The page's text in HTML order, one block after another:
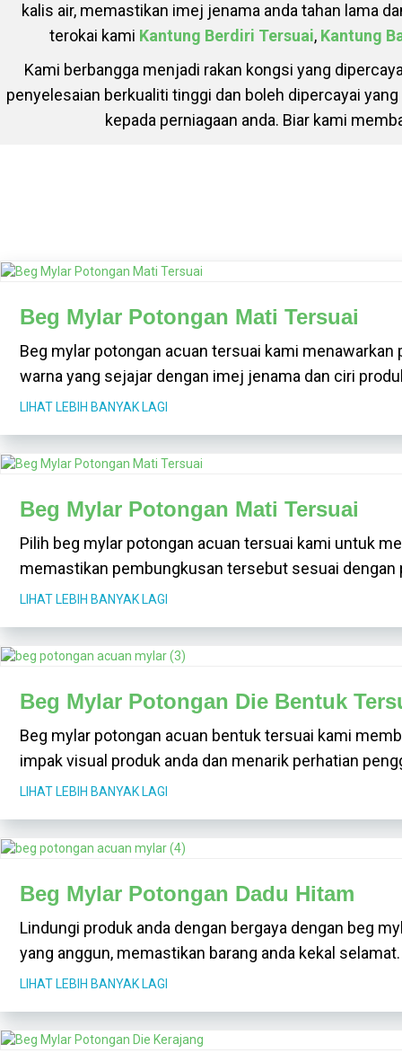
kalis air, memastikan imej jenama anda tahan lama
terokai kami Kantung Berdiri Tersuai, Kantung
Kami berbangga menjadi rakan kongsi yang
penyelesaian berkualiti tinggi dan boleh dipercayai
kepada perniagaan anda. Biar kami
Beg Mylar Potongan Mati Tersuai
Beg mylar potongan acuan tersuai kami
warna yang sejajar dengan imej jenama dan ciri
LIHAT LEBIH BANYAK LAGI
Beg Mylar Potongan Mati Tersuai
Pilih beg mylar potongan acuan tersuai kami untuk
memastikan pembungkusan tersebut sesuai dengan
LIHAT LEBIH BANYAK LAGI
Beg Mylar Potongan Die Bentuk
Beg mylar potongan acuan bentuk tersuai kami
impak visual produk anda dan menarik perhatian
LIHAT LEBIH BANYAK LAGI
Beg Mylar Potongan Dadu Hitam
Lindungi produk anda dengan bergaya dengan beg
yang anggun, memastikan barang anda kekal selamat.
LIHAT LEBIH BANYAK LAGI